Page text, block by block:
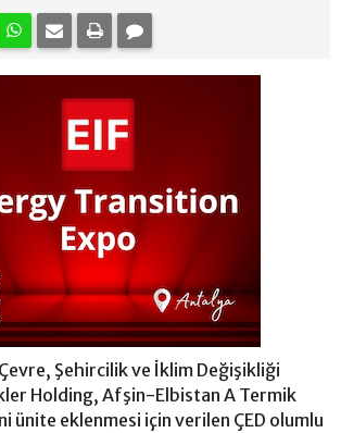
Şehircilik ve İklim Değişikliği
Holding, Afşin-Elbistan A Termik
ünite eklenmesi için verilen ÇED olumlu